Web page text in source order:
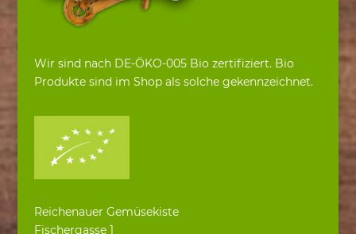
Wir sind nach DE-ÖKO-005 Bio zertifiziert. Bio
Produkte sind im Shop als solche gekennzeichnet.
Reichenauer Gemüsekiste
Fischergasse 1